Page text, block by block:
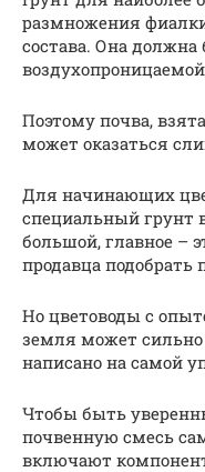
размножения
состава. Она должна
Поэтому почва,
может оказаться
Для начинающих
специальный грунт
большой, главное –
продавца подобрать
Но цветоводы с
земля может сильно
написано на самой
Чтобы быть
почвенную смесь
включают